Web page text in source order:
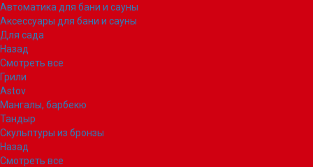
Автоматика для бани и сауны
Аксессуары для бани и сауны
Для сада
Назад
Смотреть все
Грили
Astov
Мангалы, барбекю
Тандыр
Скульптуры из бронзы
Назад
Смотреть все